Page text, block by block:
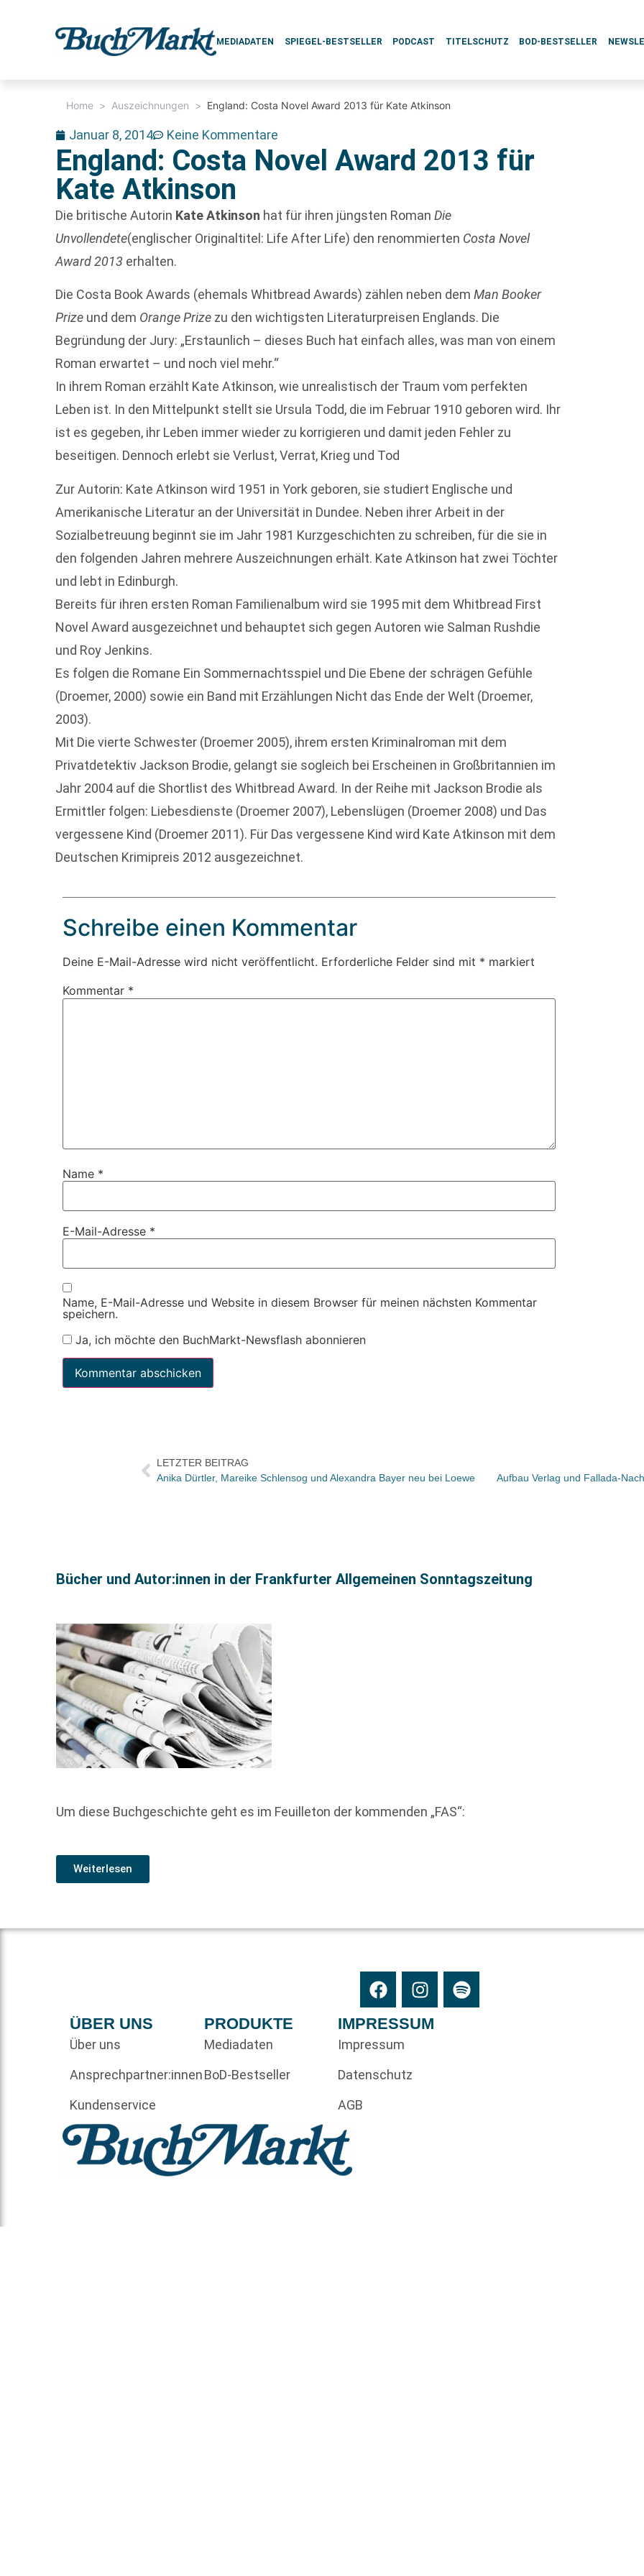
MEDIADATEN SPIEGEL-BESTSELLER PODCAST TITELSCHUTZ BOD-BESTSELLER
Home > Auszeichnungen > England: Costa Novel Award 2013 für Kate Atkinson
Januar 8, 2014 Keine Kommentare
England: Costa Novel Award 2013 für
Kate Atkinson
Die britische Autorin Kate Atkinson hat für ihren jüngsten RomanDie
Unvollendete(englischer Originaltitel: Life After Life) den renommierten Costa Novel
Award 2013 erhalten.
Die Costa Book Awards (ehemals Whitbread Awards) zählen neben demMan Booker
Prize und dem Orange Prize zu den wichtigsten Literaturpreisen Englands. Die
Begründung der Jury: „Erstaunlich – dieses Buch hat einfach alles, was man von einem
Roman erwartet – und noch viel mehr.“
In ihrem Roman erzählt Kate Atkinson, wie unrealistisch der Traum vom perfekten
Leben ist. In den Mittelpunkt stellt sie Ursula Todd, die im Februar 1910 geboren wird. Ihr
ist es gegeben, ihr Leben immer wieder zu korrigieren und damit jeden Fehler zu
beseitigen. Dennoch erlebt sie Verlust, Verrat, Krieg und Tod
Zur Autorin: Kate Atkinson wird 1951 in York geboren, sie studiert Englische und
Amerikanische Literatur an der Universität in Dundee. Neben ihrer Arbeit in der
Sozialbetreuung beginnt sie im Jahr 1981 Kurzgeschichten zu schreiben, für die sie in
den folgenden Jahren mehrere Auszeichnungen erhält. Kate Atkinson hat zwei Töchter
und lebt in Edinburgh.
Bereits für ihren ersten Roman Familienalbum wird sie 1995 mit dem Whitbread First
Novel Award ausgezeichnet und behauptet sich gegen Autoren wie Salman Rushdie
und Roy Jenkins.
Es folgen die Romane Ein Sommernachtsspiel und Die Ebene der schrägen Gefühle
(Droemer, 2000) sowie ein Band mit Erzählungen Nicht das Ende der Welt (Droemer,
2003).
Mit Die vierte Schwester (Droemer 2005), ihrem ersten Kriminalroman mit dem
Privatdetektiv Jackson Brodie, gelangt sie sogleich bei Erscheinen in Großbritannien im
Jahr 2004 auf die Shortlist des Whitbread Award. In der Reihe mit Jackson Brodie als
Ermittler folgen: Liebesdienste (Droemer 2007), Lebenslügen (Droemer 2008) und Das
vergessene Kind (Droemer 2011). Für Das vergessene Kind wird Kate Atkinson mit dem
Deutschen Krimipreis 2012 ausgezeichnet.
Schreibe einen Kommentar
Deine E-Mail-Adresse wird nicht veröffentlicht. Erforderliche Felder sind mit * markiert
Kommentar *
Name *
E-Mail-Adresse *
Name, E-Mail-Adresse und Website in diesem Browser für meinen nächsten Kommentar
speichern.
Ja, ich möchte den BuchMarkt-Newsflash abonnieren
LETZTER BEITRAG
Anika Dürtler, Mareike Schlensog und Alexandra Bayer neu bei Loewe
Aufbau Verlag und Fallada-
Bücher und Autor:innen in der Frankfurter Allgemeinen Sonntagszeitung
Um diese Buchgeschichte geht es im Feuilleton der kommenden „FAS“:
Weiterlesen
ÜBER UNS
Über uns
Ansprechpartner:innen
Kundenservice
PRODUKTE
Mediadaten
BoD-Bestseller
IMPRESSUM
Impressum
Datenschutz
AGB